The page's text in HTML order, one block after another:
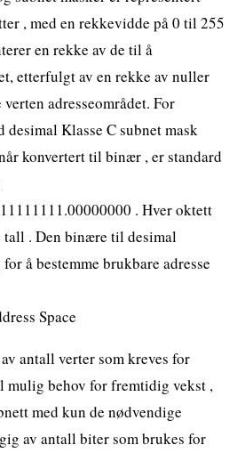
, med en rekkevidde på 0 til 255
en rekke av de til å
etterfulgt av en rekke av nuller
adresseområdet. For
desimal Klasse C subnet mask
konvertert til binær , er standard
. Hver oktett
tall . Den binære til desimal
å bestemme brukbare adresse
Space
antall verter som kreves for
mulig behov for fremtidig vekst ,
med kun de nødvendige
av antall biter som brukes for